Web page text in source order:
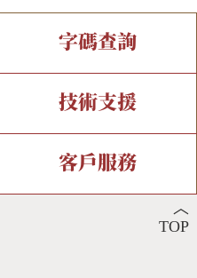
全字庫現況
專有名詞介紹
字碼查詢
部件查詢
注音查詢
技術支援
造字解決方案
轉碼Web Service
客戶服務
︿
TOP